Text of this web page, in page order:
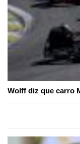
Wolff diz que carro